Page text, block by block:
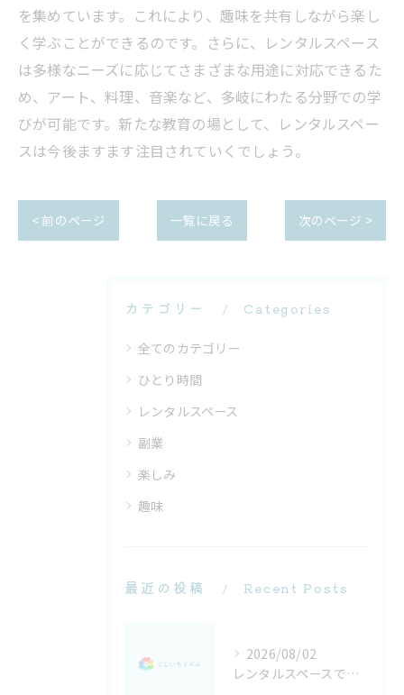
を集めています。これにより、趣味を共有しながら楽し
く学ぶことができるのです。さらに、レンタルスペース
は多様なニーズに応じてさまざまな用途に対応できるた
め、アート、料理、音楽など、多岐にわたる分野での学
びが可能です。新たな教育の場として、レンタルスペー
スは今後ますます注目されていくでしょう。
< 前のページ 一覧に戻る 次のページ >
カテゴリー Categories
全てのカテゴリー
ひとり時間
レンタルスペース
副業
楽しみ
趣味
最近の投稿 Recent Posts
2026/08/02
レンタルスペースでライブラリーを活用したライブ鑑賞と安心マナーガイド